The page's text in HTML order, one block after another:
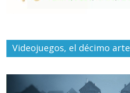
Videojuegos, el décimo arte